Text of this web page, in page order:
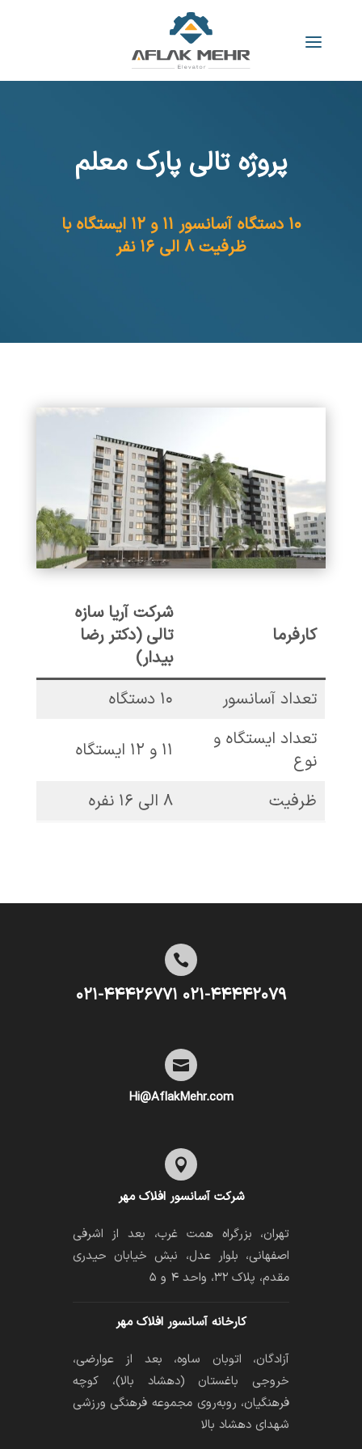
پروژه تالی پارک معلم
۱۰ دستگاه آسانسور ۱۱ و ۱۲ ایستگاه با
ظرفیت ۸ الی ۱۶ نفر
کارفرما
شرکت آریا سازه
تالی (دکتر رضا
بیدار)
تعداد آسانسور
۱۰ دستگاه
تعداد ایستگاه و
نوع
۱۱ و ۱۲ ایستگاه
ظرفیت ۸ الی ۱۶ نفره

۰۲۱-۴۴۴۴۲۰۷۹ ۰۲۱-۴۴۴۲۶۷۷۱

Hi@AflakMehr.com

شرکت آسانسور افلاک مهر
تهران، بزرگراه همت غرب، بعد از اشرفی
اصفهانی، بلوار عدل، نبش خیابان حیدری
مقدم، پلاک ۳۲، واحد ۴ و ۵
کارخانه آسانسور افلاک مهر
آزادگان، اتوبان ساوه، بعد از عوارضی،
خروجی باغستان (دهشاد بالا)، کوچه
فرهنگیان، رو‌به‌روی مجموعه فرهنگی ورزشی
شهدای دهشاد بالا